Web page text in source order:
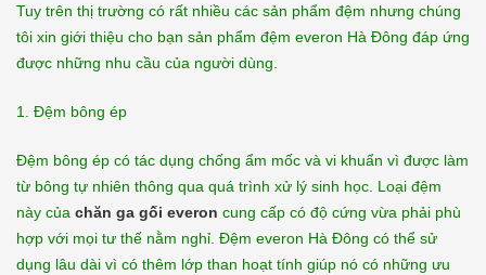
Tuy trên thị trường có rất nhiều các sản phẩm đệm nhưng chúng
tôi xin giới thiệu cho bạn sản phẩm đệm everon Hà Đông đáp ứng
được những nhu cầu của người dùng.
1. Đệm bông ép
Đệm bông ép có tác dụng chống ẩm mốc và vi khuẩn vì được làm
từ bông tự nhiên thông qua quá trình xử lý sinh học. Loại đệm
này của chăn ga gối everon cung cấp có độ cứng vừa phải phù
hợp với mọi tư thế nằm nghỉ. Đệm everon Hà Đông có thể sử
dụng lâu dài vì có thêm lớp than hoạt tính giúp nó có những ưu